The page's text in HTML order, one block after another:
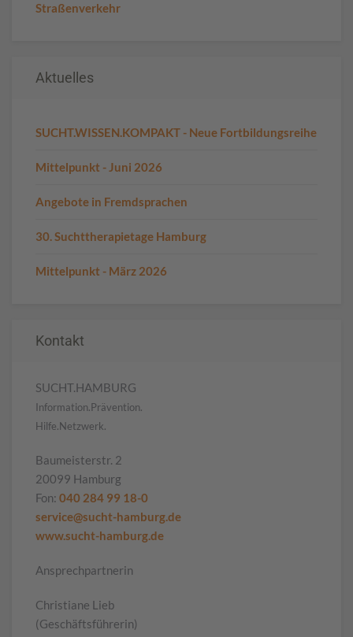
Straßenverkehr
Aktuelles
SUCHT.WISSEN.KOMPAKT - Neue Fortbildungsreihe
Mittelpunkt - Juni 2026
Angebote in Fremdsprachen
30. Suchttherapietage Hamburg
Mittelpunkt - März 2026
Kontakt
SUCHT.HAMBURG
Information.Prävention.
Hilfe.Netzwerk.
Baumeisterstr. 2
20099 Hamburg
Fon: 040 284 99 18-0
service@sucht-hamburg.de
www.sucht-hamburg.de
Ansprechpartnerin
Christiane Lieb
(Geschäftsführerin)